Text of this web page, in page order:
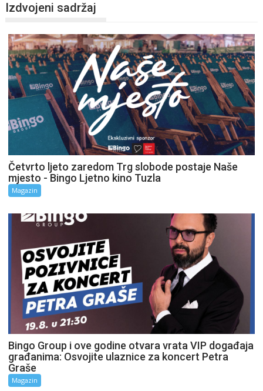
Izdvojeni sadržaj
Četvrto ljeto zaredom Trg slobode postaje Naše
mjesto - Bingo Ljetno kino Tuzla
Magazin
Bingo Group i ove godine otvara vrata VIP događaja
građanima: Osvojite ulaznice za koncert Petra
Graše
Magazin